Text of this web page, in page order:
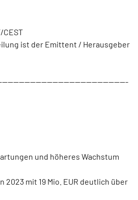
CEST
ist der Emittent / Herausgeber
und höheres Wachstum
mit 19 Mio. EUR deutlich über